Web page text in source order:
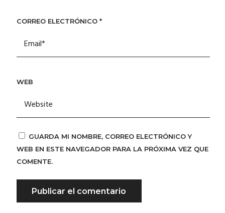
CORREO ELECTRÓNICO *
WEB
GUARDA MI NOMBRE, CORREO ELECTRÓNICO Y
WEB EN ESTE NAVEGADOR PARA LA PRÓXIMA VEZ QUE
COMENTE.